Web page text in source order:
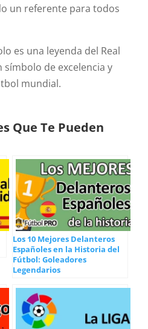
un referente para todos
es una leyenda del Real
de excelencia y
mundial.
Que Te Pueden
Los 10 Mejores Delanteros
Españoles en la Historia del
Fútbol: Goleadores
Legendarios